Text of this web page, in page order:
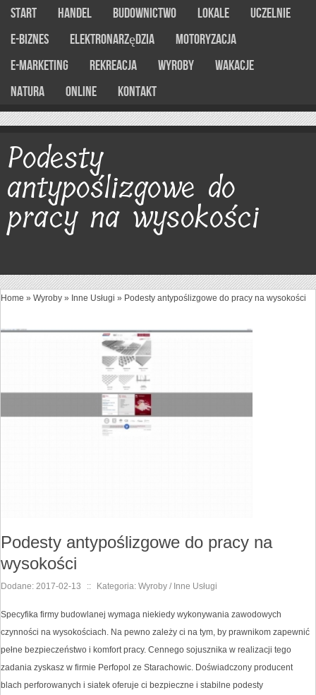
Start Handel Budownictwo Lokale
Uczelnie
E-Biznes
Elektronarzędzia
Motoryzacja
E-marketing
Rekreacja Wyroby
Wakacje
Natura
Online Kontakt
Podesty
antypoślizgowe do
pracy na wysokości
Home » Wyroby » Inne Usługi » Podesty antypoślizgowe do pracy na wysokości
Podesty antypoślizgowe do pracy na
wysokości
Dodane: 2017-02-13 :: Kategoria: Wyroby / Inne Usługi
Specyfika firmy budowlanej wymaga niekiedy wykonywania zawodowych
czynności na wysokościach. Na pewno zależy ci na tym, by prawnikom zapewnić
pełne bezpieczeństwo i komfort pracy. Cennego sojusznika w realizacji tego
zadania zyskasz w firmie Perfopol ze Starachowic. Doświadczony producent
blach perforowanych i siatek oferuje ci bezpieczne i stabilne podesty